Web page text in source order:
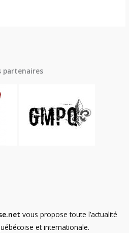
partenaires
vous propose toute l’actualité
et internationale.